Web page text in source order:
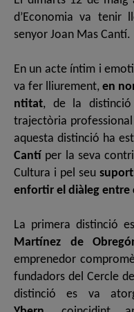
d’Economia va tenir
senyor Joan Mas Cantí.
En un acte íntim i
va fer lliurement,en
ntitat, de la distinció
trajectòria
aquesta distinció ha
Cantí per la seva
Cultura i pel seu
enfortir el diàleg entre
La primera distinció
Martínez de
emprenedor
fundadors del Cercle
distinció es va